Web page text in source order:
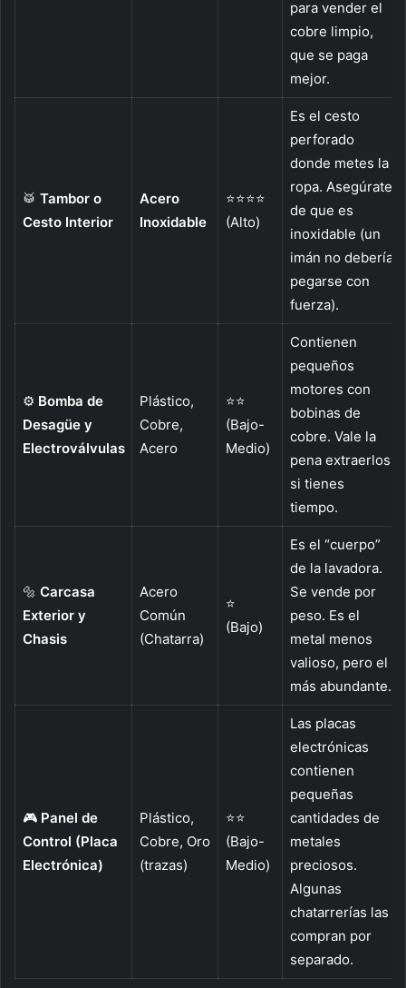
para vender el
cobre limpio,
que se paga
mejor.
🥁 Tambor o
Cesto Interior
Acero
Inoxidable
⭐⭐⭐⭐
(Alto)
Es el cesto
perforado
donde metes la
ropa. Asegúrate
de que es
inoxidable (un
imán no debería
pegarse con
fuerza).
⚙️ Bomba de
Desagüe y
Electroválvulas
Plástico,
Cobre,
Acero
⭐⭐
(Bajo-
Medio)
Contienen
pequeños
motores con
bobinas de
cobre. Vale la
pena extraerlos
si tienes
tiempo.
🔩 Carcasa
Exterior y
Chasis
Acero
Común
(Chatarra)
⭐
(Bajo)
Es el “cuerpo”
de la lavadora.
Se vende por
peso. Es el
metal menos
valioso, pero el
más abundante.
🎮 Panel de
Control (Placa
Electrónica)
Plástico,
Cobre, Oro
(trazas)
⭐⭐
(Bajo-
Medio)
Las placas
electrónicas
contienen
pequeñas
cantidades de
metales
preciosos.
Algunas
chatarrerías las
compran por
separado.